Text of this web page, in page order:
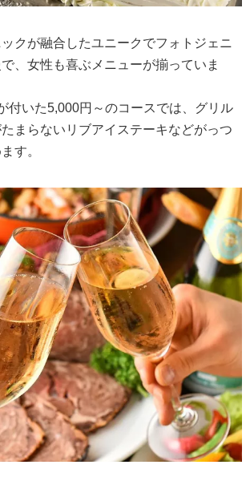
クが融合したユニークでフォトジェニ
、女性も喜ぶメニューが揃っていま
付いた5,000円～のコースでは、グリル
まらないリブアイステーキなどがっつ
す。